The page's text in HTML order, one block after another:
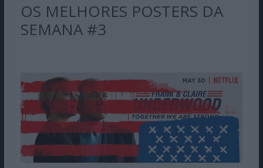
OS MELHORES POSTERS DA
SEMANA #3